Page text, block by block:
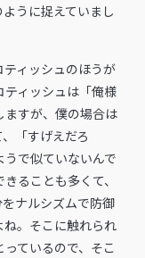
ように捉えていまし
ィッシュのほうが
ィッシュは「俺様
ますが、僕の場合は
「すげえだろ
で似ていないんで
ることも多くて、
ナルシズムで防御
ね。そこに触れられ
ているので、そこ